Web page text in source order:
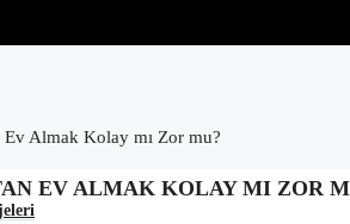
Ev Almak Kolay mı Zor mu?
EV ALMAK KOLAY MI ZOR